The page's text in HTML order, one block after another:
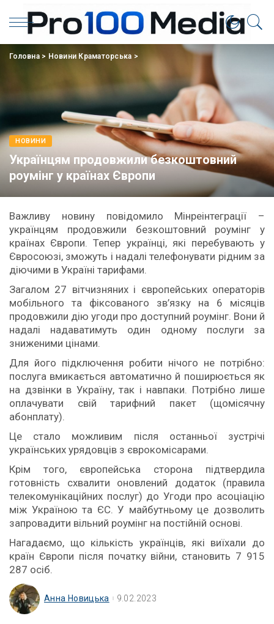
Головна> Новини Краматорська >
НОВИНИ
Українцям продовжили безкоштовний
роумінг у країнах Європи
Важливу новину повідомило Мінреінтеграції –
українцям продовжили безкоштовний роумінг у
країнах Європи. Тепер українці, які перебувають у
Євросоюзі, зможуть і надалі телефонувати рідним за
діючими в Україні тарифами.
Загалом 27 вітчизняних і європейських операторів
мобільного та фіксованого зв’язку на 6 місяців
продовжили дію угоди про доступний роумінг. Вони й
надалі надаватимуть один одному послуги за
зниженими цінами.
Для його підключення робити нічого не потрібно:
послуга вмикається автоматично й поширюється як
на дзвінки в Україну, так і навпаки. Потрібно лише
оплачувати свій тарифний пакет (щомісячну
абонплату).
Це стало можливим після останньої зустрічі
українських урядовців з єврокомісарами.
Крім того, європейська сторона підтвердила
готовність схвалити оновлений додаток (правила
телекомунікаційних послуг) до Угоди про асоціацію
між Україною та ЄС. У майбутньому це дозволить
запровадити вільний роумінг на постійній основі.
Нагадаємо, що кількість українців, які виїхали до
країн Європи після початку війни, становить 7 915
287 осіб.
Анна Новицька 9.02.2023